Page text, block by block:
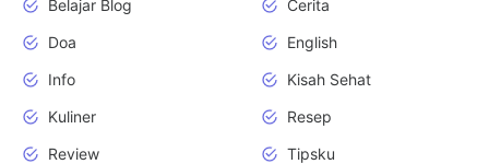
Belajar Blog
Cerita
Doa
English
Info
Kisah Sehat
Kuliner
Resep
Review
Tipsku